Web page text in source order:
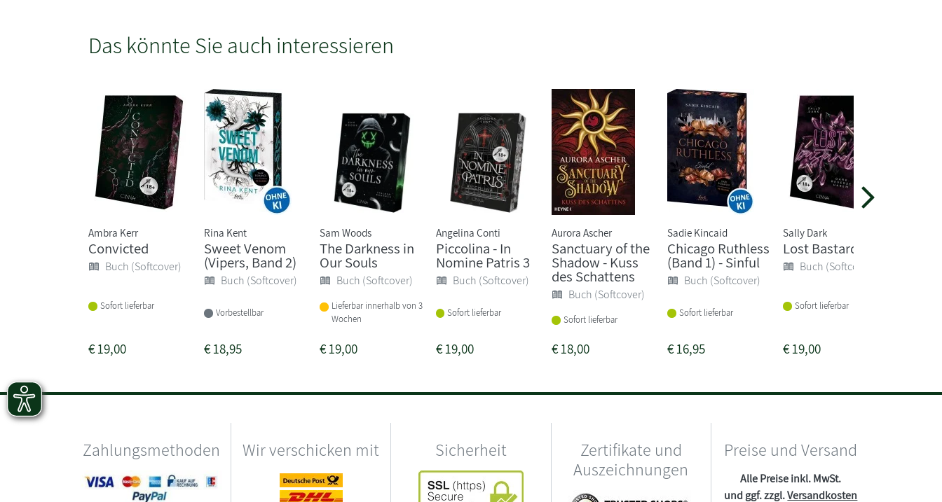
Das könnte Sie auch interessieren
Ambra Kerr
Convicted
Buch (Softcover)
Sofort lieferbar
€19,00
Rina Kent
Sweet Venom
(Vipers, Band 2)
Buch (Softcover)
Vorbestellbar
€18,95
Sam Woods
The Darkness in
Our Souls
Buch (Softcover)
Lieferbar innerhalb von 3
Wochen
€19,00
Angelina Conti
Piccolina - In
Nomine Patris 3
Buch (Softcover)
Sofort lieferbar
€19,00
Aurora Ascher
Sanctuary of the
Shadow - Kuss
des Schattens
Buch (Softcover)
Sofort lieferbar
€18,00
Sadie Kincaid
Chicago Ruthless
(Band 1) - Sinful
Buch (Softcover)
Sofort lieferbar
€16,95
Sally Dark
Lost Bastards
Buch (Softcover)
Sofort lieferbar
€19,00
Zahlungsmethoden Wir verschicken mit Sicherheit
Zertifikate und
Auszeichnungen
Preise und Versand
Alle Preise inkl. MwSt.
und ggf. zzgl.Versandkosten